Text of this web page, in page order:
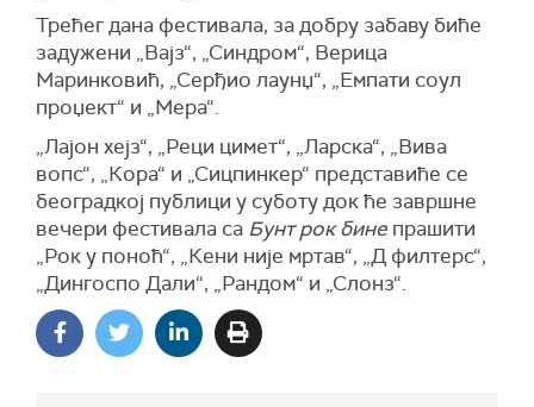
Трећег дана фестивала, за добру забаву биће
задужени „Вајз“, „Синдром“, Верица
Маринковић, „Серђио лаунџ“, „Емпати соул
проџект“ и „Мера“.
„Лајон хејз“, „Реци цимет“, „Ларска“, „Вива
вопс“, „Кора“ и „Сицпинкер“ представиће се
београдкој публици у суботу док ће завршне
вечери фестивала са Бунт рок бинепрашити
„Рок у поноћ“, „Кени није мртав“, „Д филтерс“,
„Дингоспо Дали“, „Рандом“ и „Слонз“.